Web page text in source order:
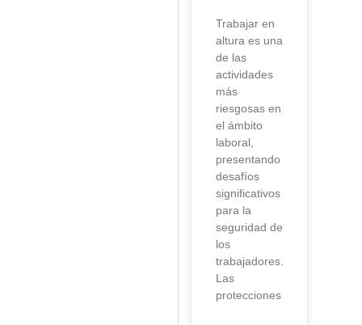
Trabajar en
altura es una
de las
actividades
más
riesgosas en
el ámbito
laboral,
presentando
desafíos
significativos
para la
seguridad de
los
trabajadores.
Las
protecciones